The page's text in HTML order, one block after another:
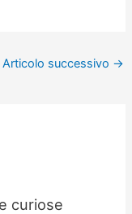
Articolo successivo →
curiose